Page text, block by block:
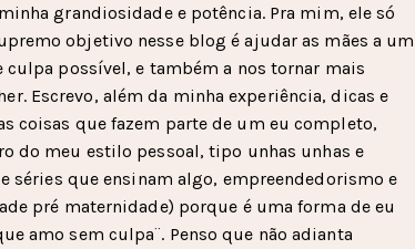
grandiosidade e potência. Pra mim, ele só
objetivo nesse blog é ajudar as mães a um
possível, e também a nos tornar mais
Escrevo, além da minha experiência, dicas e
coisas que fazem parte de um eu completo,
do meu estilo pessoal, tipo unhas unhas e
séries que ensinam algo, empreendedorismo e
pré maternidade) porque é uma forma de eu
amo sem culpa¨. Penso que não adianta